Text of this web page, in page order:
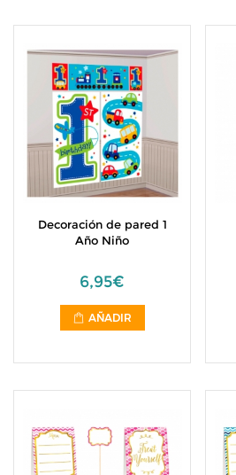
Decoración de pared 1
Año Niño
6,95€
AÑADIR